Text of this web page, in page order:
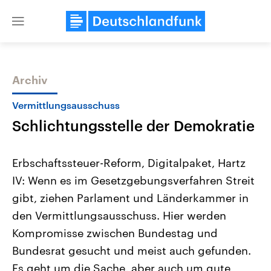
Close
Themen
Landtagswahl Sachsen-Anhalt
2026
Alle Informationen
Sachsen-Anhalt wählt am 6.
September 2026 einen neuen
Landtag. Seit 2021 wird das
Bundesland von einer Koalition aus
USA
Aktuelle Beiträge,
Hintergründe
Wirtschaftlich und
gehören die Vereinigten
den mächtigsten Ländern
mit großem Einfluss auf
Archiv
Vermittlungsausschuss
Schlichtungsstelle der Demokratie
Erbschaftssteuer-Reform, Digitalpaket, Hartz
IV: Wenn es im Gesetzgebungsverfahren Streit
gibt, ziehen Parlament und Länderkammer in
den Vermittlungsausschuss. Hier werden
Kompromisse zwischen Bundestag und
Bundesrat gesucht und meist auch gefunden.
Es geht um die Sache, aber auch um gute